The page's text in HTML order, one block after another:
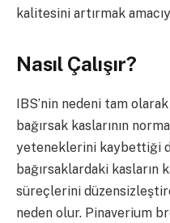
kalitesini artırmak
Nasıl Çalışır?
IBS’nin nedeni tam
bağırsak kaslarının
yeteneklerini kaybettiği
bağırsaklardaki kasların
süreçlerini
neden olur. Pinaverium